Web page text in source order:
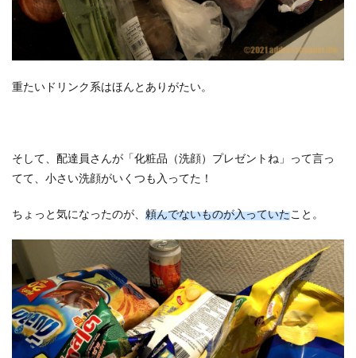
重たいドリンク系はほんとありがたい。
そして、配達員さんが「化粧品（洗顔）プレゼントね」って言っ
てて、小さい洗顔がいくつも入ってた！
ちょっと気になったのが、 頼んでないものが入っていたこと。